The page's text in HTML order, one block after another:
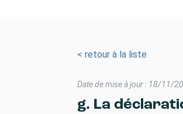
< retour à la liste
Date de mise à jour : 18/11/
g. La